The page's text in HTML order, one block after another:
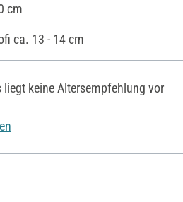
cm
ca. 13 - 14 cm
keine Altersempfehlung vor